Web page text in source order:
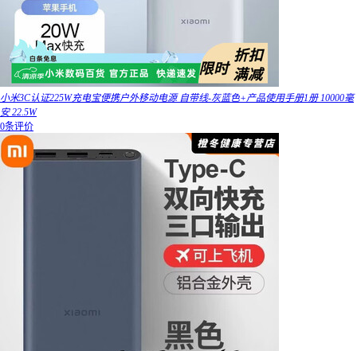
小米3C认证225W充电宝便携户外移动电源 自带线-灰蓝色+产品使用手册1册 10000毫
安 22.5W
0条评价